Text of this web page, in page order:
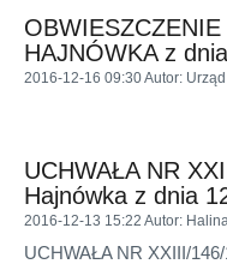
HAJNÓWKA z
2016-12-16 09:30Autor:
UCHWAŁA NR
Hajnówka z dnia
2016-12-13 15:22 Autor:
UCHWAŁA NR XXIII/